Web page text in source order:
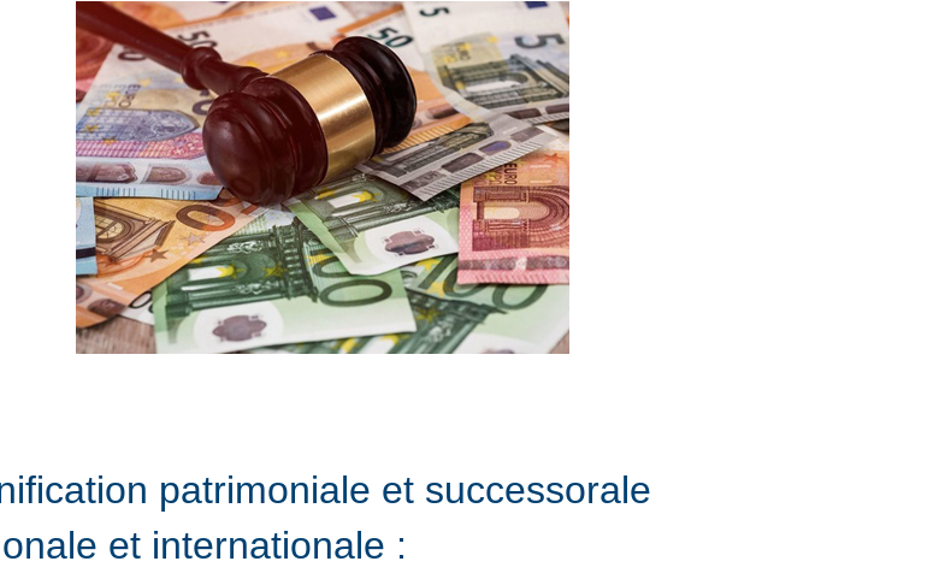
patrimoniale et successorale
et internationale :